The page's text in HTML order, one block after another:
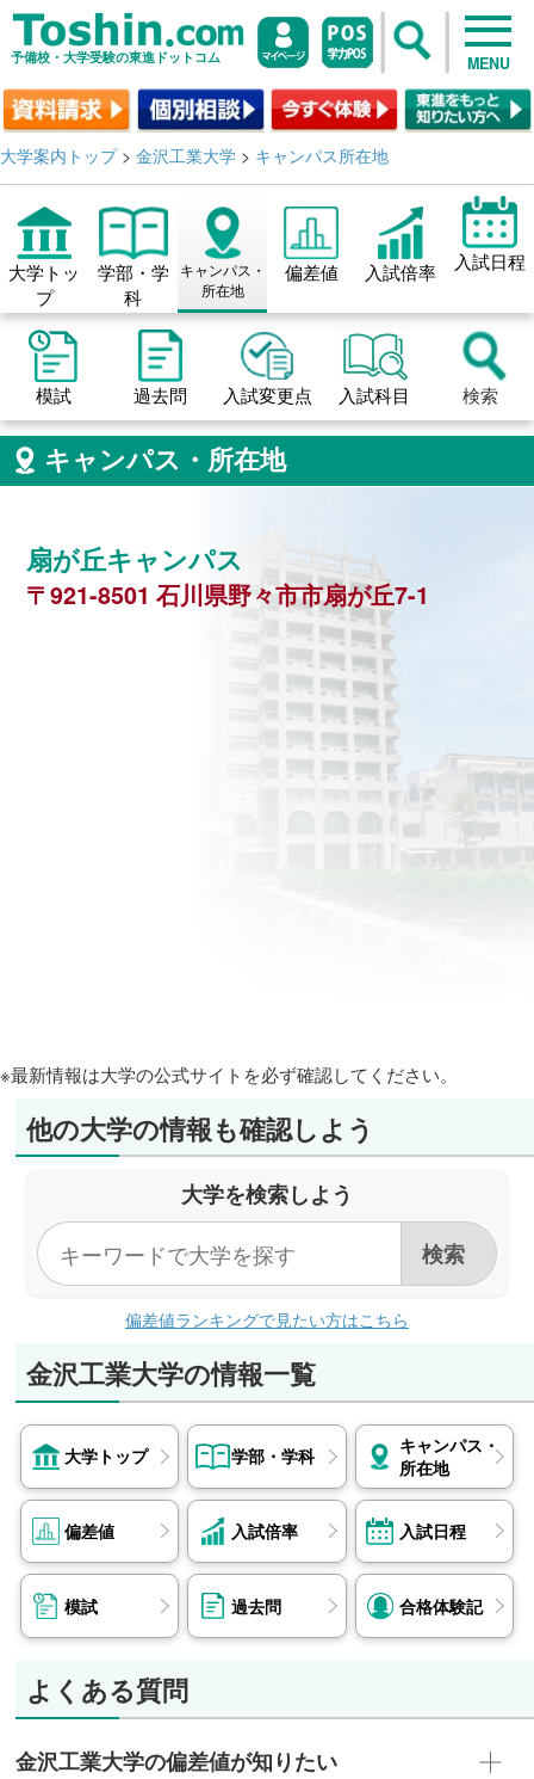
予備校・大学受験の東進ドットコム MENU
大学案内トップ> 金沢工業大学 > キャンパス所在地
大学トッ
プ
学部・学
科
キャンパス・
所在地
偏差値 入試倍率 入試日程
模試 過去問 入試変更点 入試科目 検索
キャンパス・所在地
扇が丘キャンパス
〒921-8501 石川県野々市市扇が丘7-1
※最新情報は大学の公式サイトを必ず確認してください。
他の大学の情報も確認しよう
大学を検索しよう
偏差値ランキングで見たい方はこちら
金沢工業大学の情報一覧
大学トップ 学部・学科
キャンパス・
所在地
偏差値 入試倍率 入試日程
模試 過去問 合格体験記
よくある質問
金沢工業大学の偏差値が知りたい